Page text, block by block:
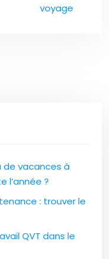
voyage
de vacances à
l’année ?
: trouver le
QVT dans le